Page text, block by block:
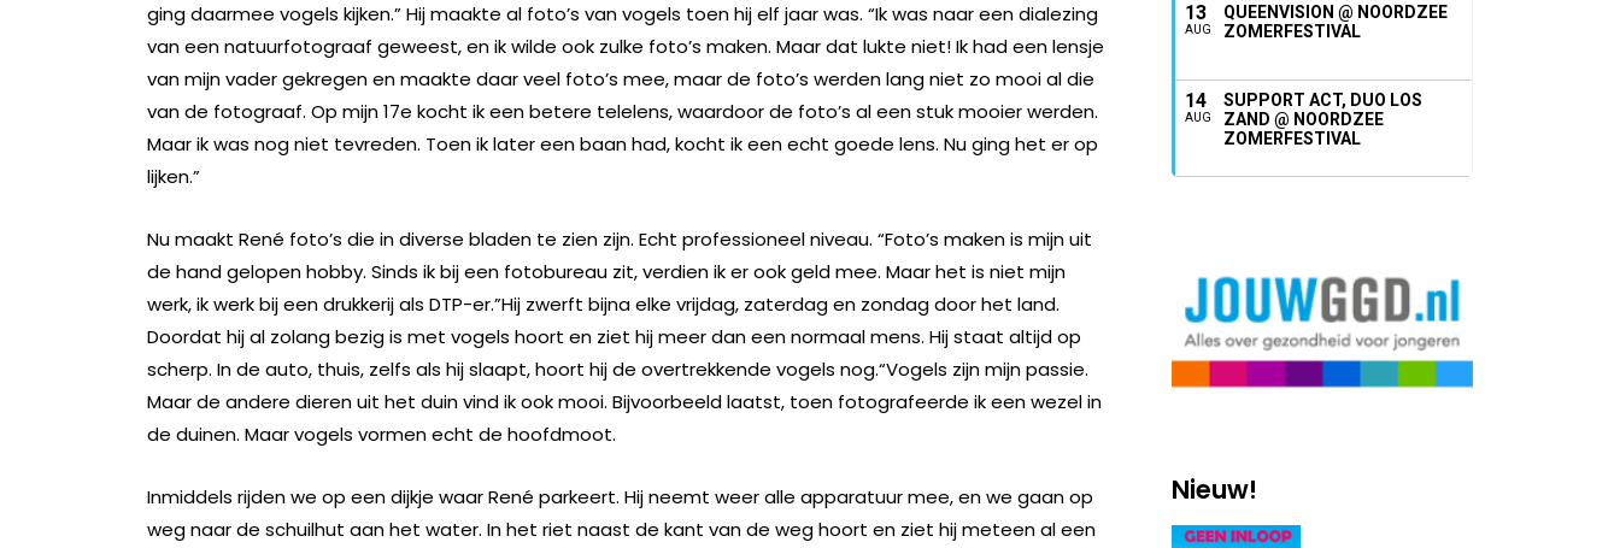
ging daarmee vogels kijken.” Hij maakte al foto’s van vogels toen hij elf jaar was. “Ik was naar een dialezing
van een natuurfotograaf geweest, en ik wilde ook zulke foto’s maken. Maar dat lukte niet! Ik had een lensje
van mijn vader gekregen en maakte daar veel foto’s mee, maar de foto’s werden lang niet zo mooi al die
van de fotograaf. Op mijn 17e kocht ik een betere telelens, waardoor de foto’s al een stuk mooier werden.
Maar ik was nog niet tevreden. Toen ik later een baan had, kocht ik een echt goede lens. Nu ging het er op
lijken.”
Nu maakt René foto’s die in diverse bladen te zien zijn. Echt professioneel niveau. “Foto’s maken is mijn uit
de hand gelopen hobby. Sinds ik bij een fotobureau zit, verdien ik er ook geld mee. Maar het is niet mijn
werk, ik werk bij een drukkerij als DTP-er.”Hij zwerft bijna elke vrijdag, zaterdag en zondag door het land.
Doordat hij al zolang bezig is met vogels hoort en ziet hij meer dan een normaal mens. Hij staat altijd op
scherp. In de auto, thuis, zelfs als hij slaapt, hoort hij de overtrekkende vogels nog.“Vogels zijn mijn passie.
Maar de andere dieren uit het duin vind ik ook mooi. Bijvoorbeeld laatst, toen fotografeerde ik een wezel in
de duinen. Maar vogels vormen echt de hoofdmoot.
Inmiddels rijden we op een dijkje waar René parkeert. Hij neemt weer alle apparatuur mee, en we gaan op
weg naar de schuilhut aan het water. In het riet naast de kant van de weg hoort en ziet hij meteen al een
13
AUG
QUEENVISION @ NOORDZEE
ZOMERFESTIVAL
14
AUG
SUPPORT ACT, DUO LOS
ZAND @ NOORDZEE
ZOMERFESTIVAL
Nieuw!